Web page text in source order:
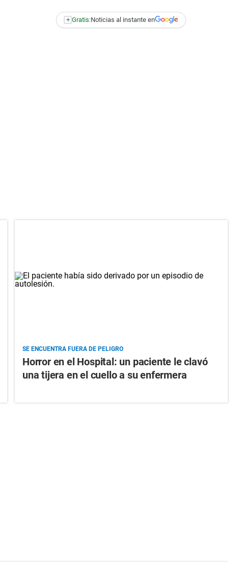
+ Gratis:Noticias al instante en
SE ENCUENTRA FUERA DE PELIGRO
Horror en el Hospital: un paciente le clavó
una tijera en el cuello a su enfermera